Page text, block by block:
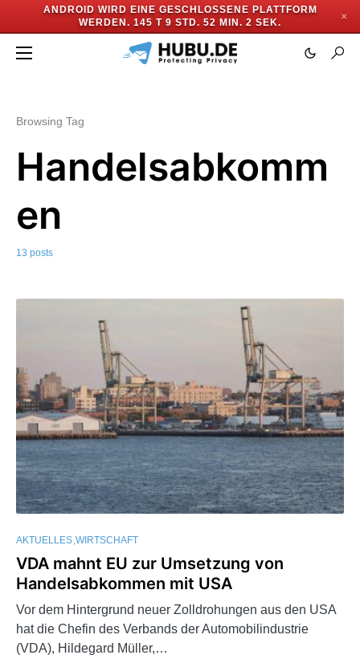
ANDROID WIRD EINE GESCHLOSSENE PLATTFORM
WERDEN. 145 T 9 STD. 52 MIN. 1 SEK.
✕
Browsing Tag
Handelsabkomm
en
13 posts
AKTUELLES WIRTSCHAFT
VDA mahnt EU zur Umsetzung von
Handelsabkommen mit USA
Vor dem Hintergrund neuer Zolldrohungen aus den USA
hat die Chefin des Verbands der Automobilindustrie
(VDA), Hildegard Müller,…